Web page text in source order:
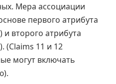
Мера ассоциации
первого атрибута
второго атрибута
(Claims 11 и 12
могут включать